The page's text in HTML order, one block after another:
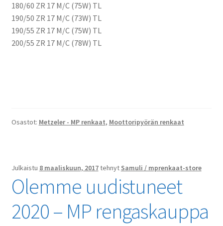
180/60 ZR 17 M/C (75W) TL
190/50 ZR 17 M/C (73W) TL
190/55 ZR 17 M/C (75W) TL
200/55 ZR 17 M/C (78W) TL
Osastot: Metzeler - MP renkaat, Moottoripyörän renkaat
Julkaistu 8 maaliskuun, 2017tehnyt Samuli / mprenkaat-store
Olemme uudistuneet
2020 – MP rengaskauppa